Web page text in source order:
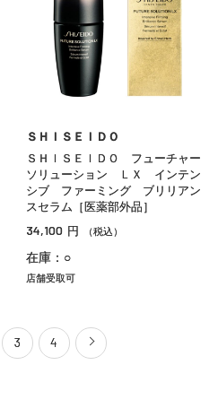
ＳＨＩＳＥＩＤＯ
ＳＨＩＳＥＩＤＯ フューチャー
ソリューション ＬＸ インテン
シブ ファーミング ブリリアン
スセラム［医薬部外品］
34,100 円 （税込）
在庫：○
店舗受取可
3 4